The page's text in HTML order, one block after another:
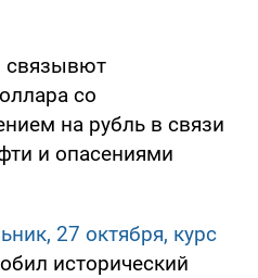
связывют
со
на рубль в связи
и опасениями
27 октября, курс
исторический